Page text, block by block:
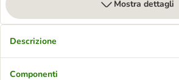
Mostra dettagli
Descrizione
Componenti